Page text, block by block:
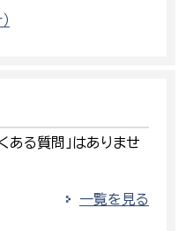
ある質問」はありませ
一覧を見る